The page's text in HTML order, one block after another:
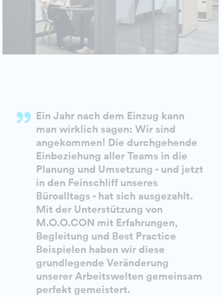
Ein Jahr nach dem Einzug kann
man wirklich sagen: Wir sind
angekommen! Die durchgehende
Einbeziehung aller Teams in die
Planung und Umsetzung - und jetzt
in den Feinschliff unseres
Büroalltags - hat sich ausgezahlt.
Mit der Unterstützung von
M.O.O.CON mit Erfahrungen,
Begleitung und Best Practice
Beispielen haben wir diese
grundlegende Veränderung
unserer Arbeitswelten gemeinsam
perfekt gemeistert.